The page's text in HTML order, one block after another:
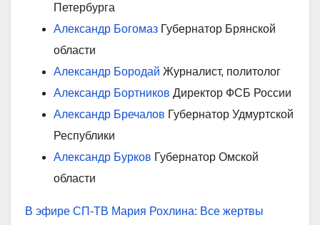
Петербурга
Александр Богомаз Губернатор Брянской
области
Александр Бородай Журналист, политолог
Александр Бортников Директор ФСБ России
Александр Бречалов Губернатор Удмуртской
Республики
Александр Бурков Губернатор Омской
области
В эфире СП-ТВ Мария Рохлина: Все жертвы